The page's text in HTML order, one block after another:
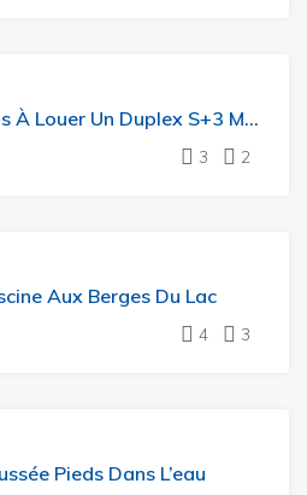
La Marsa Cité Les Pins À Louer Un Duplex S+3 Meublée Avec Une Piscine
3 2
Aux Berges Du Lac
4 3
Pieds Dans L’eau